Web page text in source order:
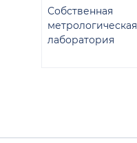
Собственная
метрологическая
лаборатория